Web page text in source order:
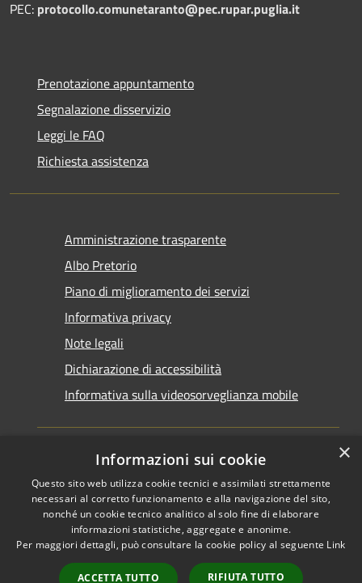
PEC: protocollo.comunetaranto@pec.rupar.puglia.it
Prenotazione appuntamento
Segnalazione disservizio
Leggi le FAQ
Richiesta assistenza
Amministrazione trasparente
Albo Pretorio
Piano di miglioramento dei servizi
Informativa privacy
Note legali
Dichiarazione di accessibilità
Informativa sulla videosorveglianza mobile
RSS
Accessibilità
Cookie
Mappa del sito
Copyright © 2026 • Comune di
Taranto • Powered by
Municipium•Accesso
redazione
×
Informazioni sui cookie
Questo sito web utilizza cookie tecnici e assimilati strettamente
necessari al corretto funzionamento e alla navigazione del sito,
nonché un cookie tecnico analitico al solo fine di elaborare
informazioni statistiche, aggregate e anonime.
Per maggiori dettagli, può consultare la cookie policy al seguente Link
ACCETTA TUTTO RIFIUTA TUTTO